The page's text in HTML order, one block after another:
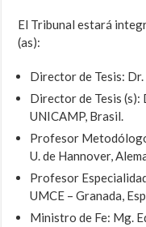
El Tribunal estará
(as):
Director de Tesis: Dr.
Director de Tesis (s):
UNICAMP, Brasil.
Profesor
U. de Hannover,
Profesor
UMCE – Granada,
Ministro de Fe: Mg.